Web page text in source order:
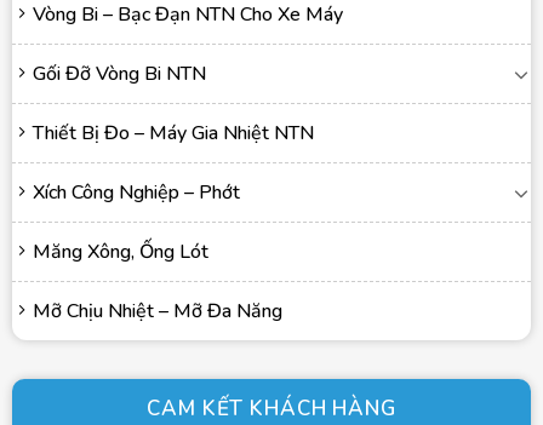
Vòng Bi – Bạc Đạn NTN Cho Xe Máy
Gối Đỡ Vòng Bi NTN
Thiết Bị Đo – Máy Gia Nhiệt NTN
Xích Công Nghiệp – Phớt
Măng Xông, Ống Lót
Mỡ Chịu Nhiệt – Mỡ Đa Năng
CAM KẾT KHÁCH HÀNG